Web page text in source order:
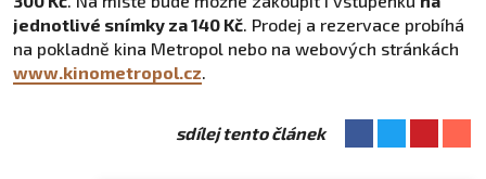
jednotlivé snímky za 140 Kč . Prodej a rezervace probíhá
na pokladně kina Metropol nebo na webových stránkách
www.kinometropol.cz
sdílej tento článek